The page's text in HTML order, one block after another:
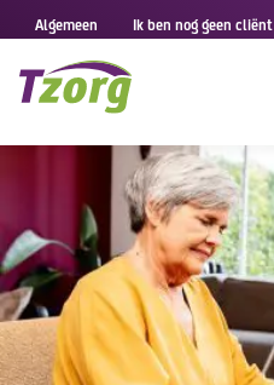
Algemeen Ik ben nog geen cliënt